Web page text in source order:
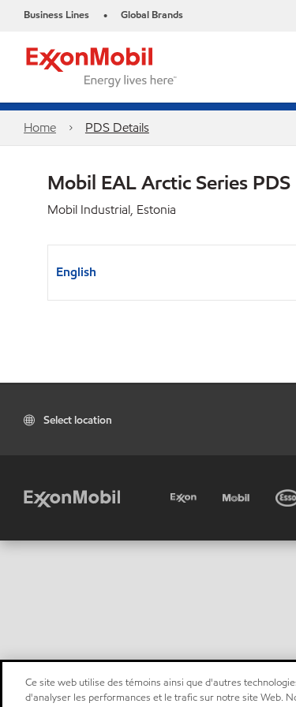
Business Lines • Global Brands
Home PDS Details
Mobil EAL Arctic Series PDS
Mobil Industrial, Estonia
English
Select location
Ce site web utilise des témoins ainsi que d'autres
d'analyser les performances et le trafic sur notre site Web.